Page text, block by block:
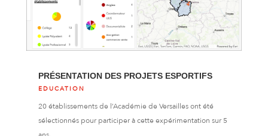
PRÉSENTATION DES PROJETS ESPORTIFS
EDUCATION
20 établissements de l’Académie de Versailles ont été
sélectionnés pour participer à cette expérimentation sur 5